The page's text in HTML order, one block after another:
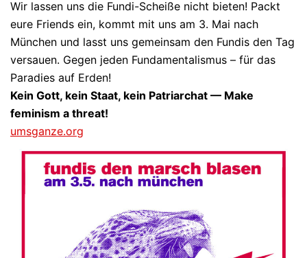
Wir lassen uns die Fundi-Scheiße nicht bieten! Packt
eure Friends ein, kommt mit uns am 3. Mai nach
München und lasst uns gemeinsam den Fundis den Tag
versauen. Gegen jeden Fundamentalismus – für das
Paradies auf Erden!
Kein Gott, kein Staat, kein Patriarchat — Make
feminism a threat!
umsganze.org